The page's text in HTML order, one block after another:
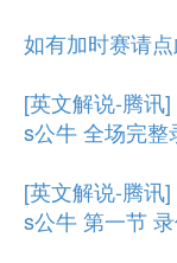
如有加时赛请
[英文解说-腾讯
s公牛 全场完整
[英文解说-腾讯
s公牛 第一节